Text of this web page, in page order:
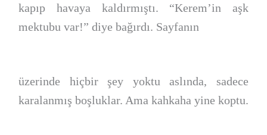
kapıp havaya kaldırmıştı. “Kerem’in aşk
mektubu var!” diye bağırdı. Sayfanın
üzerinde hiçbir şey yoktu aslında, sadece
karalanmış boşluklar. Ama kahkaha yine koptu.